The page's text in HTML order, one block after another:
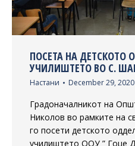
ПОСЕТА НА ДЕТСКОТО
УЧИЛИШТЕТО ВО С.
Настани December 29, 2020
Градоначалникот на
Николов во рамките на
го посети детското
училиштето ООУ ” Гоце